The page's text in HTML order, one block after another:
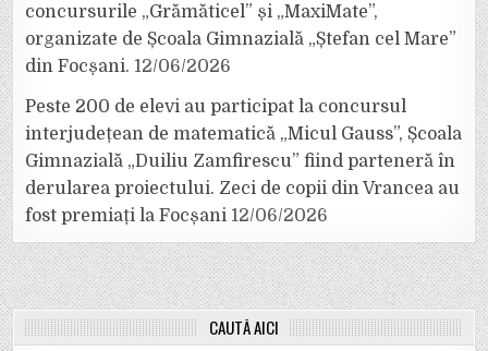
concursurile „Grămăticel” și „MaxiMate”,
organizate de Școala Gimnazială „Ștefan cel Mare”
din Focșani. 12/06/2026
Peste 200 de elevi au participat la concursul
interjudețean de matematică „Micul Gauss”, Școala
Gimnazială „Duiliu Zamfirescu” fiind parteneră în
derularea proiectului. Zeci de copii din Vrancea au
fost premiați la Focșani 12/06/2026
CAUTĂ AICI